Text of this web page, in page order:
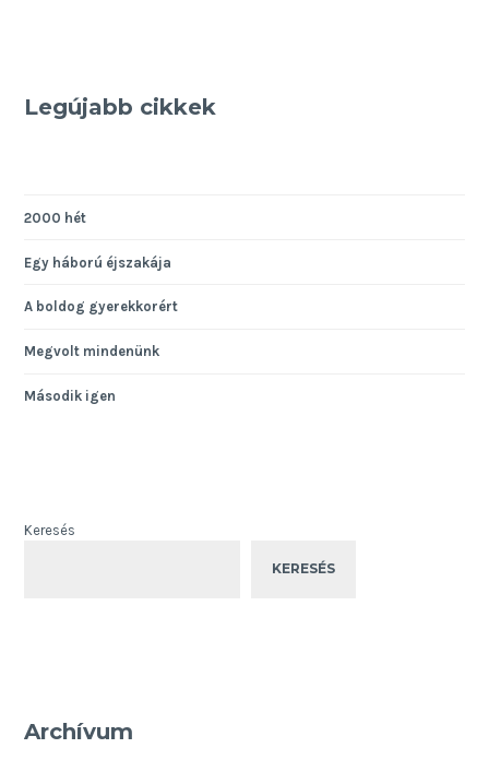
Legújabb cikkek
2000 hét
Egy háború éjszakája
A boldog gyerekkorért
Megvolt mindenünk
Második igen
Keresés
KERESÉS
Archívum